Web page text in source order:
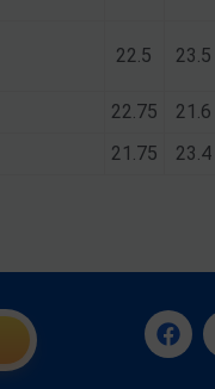
22.5 23.5
22.75 21.6
21.75 23.4